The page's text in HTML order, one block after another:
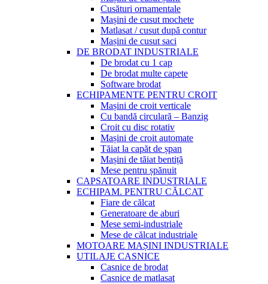
Cusături ornamentale
Mașini de cusut mochete
Matlasat / cusut după contur
Mașini de cusut saci
DE BRODAT INDUSTRIALE
De brodat cu 1 cap
De brodat multe capete
Software brodat
ECHIPAMENTE PENTRU CROIT
Mașini de croit verticale
Cu bandă circulară – Banzig
Croit cu disc rotativ
Mașini de croit automate
Tăiat la capăt de șpan
Mașini de tăiat bentiță
Mese pentru șpănuit
CAPSATOARE INDUSTRIALE
ECHIPAM. PENTRU CĂLCAT
Fiare de călcat
Generatoare de aburi
Mese semi-industriale
Mese de călcat industriale
MOTOARE MAȘINI INDUSTRIALE
UTILAJE CASNICE
Casnice de brodat
Casnice de matlasat